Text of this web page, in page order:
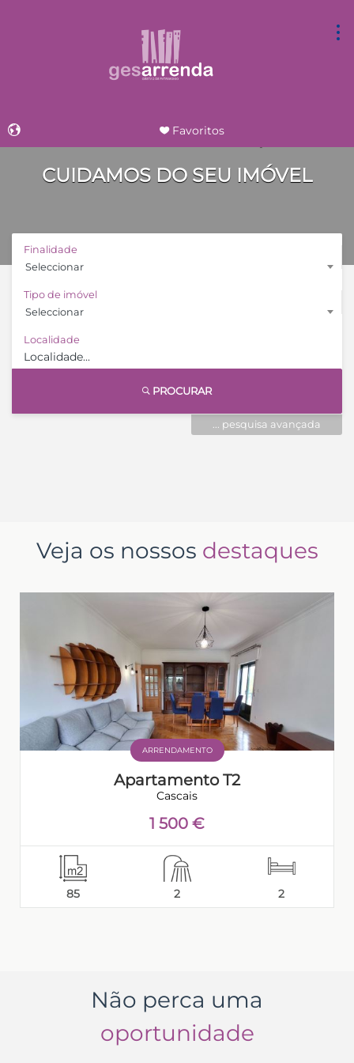
Powered by
Favoritos
ESTEJA DESCANSADO, NÓS
CUIDAMOS DO SEU IMÓVEL
Finalidade
Seleccionar
Tipo de imóvel
Seleccionar
Localidade
PROCURAR
... pesquisa avançada
Veja os nossos destaques
ARRENDAMENTO
Apartamento T2
Cascais
1 500 €
85 2 2
Não perca uma
oportunidade